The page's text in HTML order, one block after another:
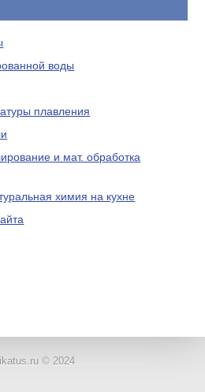
воды
плавления
и мат. обработка
химия на кухне
© 2024